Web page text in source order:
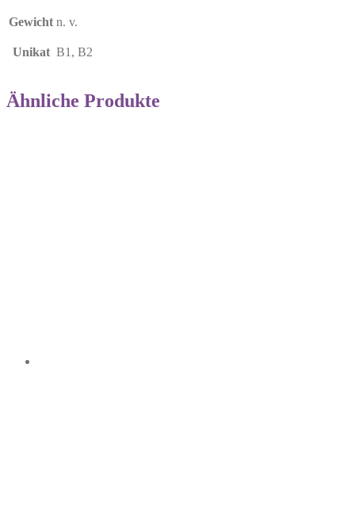
Gewicht n. v.
Unikat B1, B2
Ähnliche Produkte